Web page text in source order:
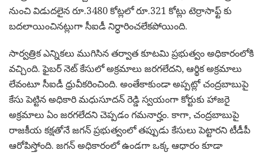
నుంచి విడుదలైన రూ.3480 కోట్లలో రూ.321 కోట్లు టెర్రాసాఫ్ట్ కు
బదలాయించినట్లుగా సీఐడీ నిర్ధారించలేకపోయింది.
సార్వత్రిక ఎన్నికలు ముగిసిన తర్వాత కూటమి ప్రభుత్వం అధికారంలోకి
వచ్చింది. ఫైబర్ నెట్ కేసులో అక్రమాలు జరగలేదని, ఆర్థిక అక్రమాలు
లేవంటూ సీఐడీ ధ్రువీకరించింది. అంతేకాకుండా అప్పట్లో చంద్రబాబుపై
కేసు పెట్టిన అధికారి మధుసూదన్ రెడ్డి స్వయంగా కోర్టుకు హాజరై
అక్రమాలు ఏం జరగలేదని చెప్పడం గమనార్హం. కాగా, చంద్రబాబుపై
రాజకీయ కక్షతోనే జగన్ ప్రభుత్వంలో తప్పుడు కేసులు పెట్టారని టీడీపీ
ఆరోపిస్తోంది. జగన్ అధికారంలో ఉండగా ఒక్క ఆధారం కూడా